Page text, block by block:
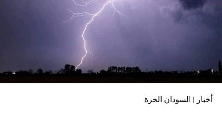
أخبار | السودان الحرة